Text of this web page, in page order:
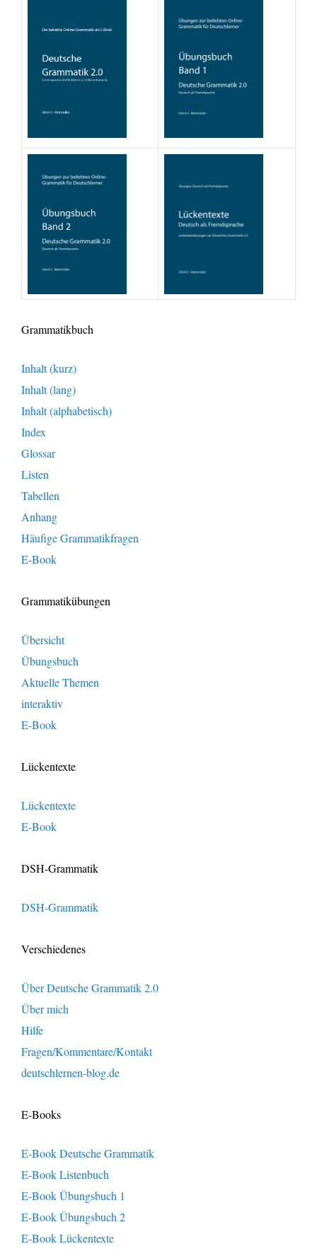
Grammatikbuch
Inhalt (kurz)
Inhalt (lang)
Inhalt (alphabetisch)
Index
Glossar
Listen
Tabellen
Anhang
Häufige Grammatikfragen
E-Book
Grammatikübungen
Übersicht
Übungsbuch
Aktuelle Themen
interaktiv
E-Book
Lückentexte
Lückentexte
E-Book
DSH-Grammatik
DSH-Grammatik
Verschiedenes
Über Deutsche Grammatik 2.0
Über mich
Hilfe
Fragen/Kommentare/Kontakt
deutschlernen-blog.de
E-Books
E-Book Deutsche Grammatik
E-Book Listenbuch
E-Book Übungsbuch 1
E-Book Übungsbuch 2
E-Book Lückentexte